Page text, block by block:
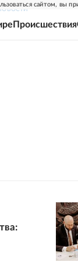
сайтом, вы
Происшествия